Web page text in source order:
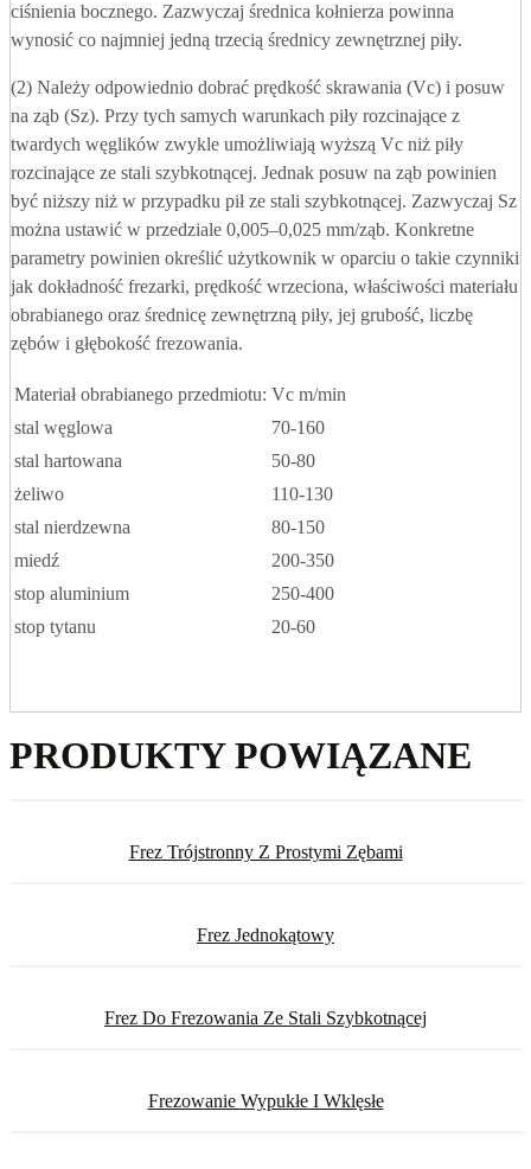
ciśnienia bocznego. Zazwyczaj średnica kołnierza powinna
wynosić co najmniej jedną trzecią średnicy zewnętrznej piły.
(2) Należy odpowiednio dobrać prędkość skrawania (Vc) i posuw
na ząb (Sz). Przy tych samych warunkach piły rozcinające z
twardych węglików zwykle umożliwiają wyższą Vc niż piły
rozcinające ze stali szybkotnącej. Jednak posuw na ząb powinien
być niższy niż w przypadku pił ze stali szybkotnącej. Zazwyczaj Sz
można ustawić w przedziale 0,005–0,025 mm/ząb. Konkretne
parametry powinien określić użytkownik w oparciu o takie czynniki
jak dokładność frezarki, prędkość wrzeciona, właściwości materiału
obrabianego oraz średnicę zewnętrzną piły, jej grubość, liczbę
zębów i głębokość frezowania.
Materiał obrabianego przedmiotu: Vc m/min
stal węglowa
70-160
stal hartowana
50-80
żeliwo
110-130
stal nierdzewna
80-150
miedź
200-350
stop aluminium
250-400
stop tytanu
20-60
PRODUKTY POWIĄZANE
Frez Trójstronny Z Prostymi Zębami
Frez Jednokątowy
Frez Do Frezowania Ze Stali Szybkotnącej
Frezowanie Wypukłe I Wklęsłe